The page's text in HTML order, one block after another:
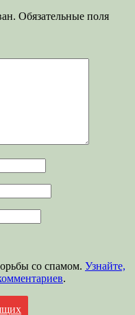
Обязательные поля
со спамом. Узнайте,
.